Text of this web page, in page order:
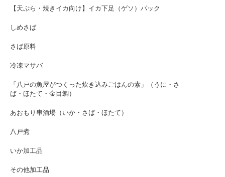
【天ぷら・焼きイカ向け】イカ下足（ゲソ）パック
しめさば
さば原料
冷凍マサバ
「八戸の魚屋がつくった炊き込みごはんの素」（うに・さ
ば・ほたて・金目鯛）
あおもり串酒場（いか・さば・ほたて）
八戸煮
いか加工品
その他加工品